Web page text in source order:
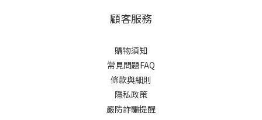
顧客服務
購物須知
常見問題FAQ
條款與細則
隱私政策
嚴防詐騙提醒